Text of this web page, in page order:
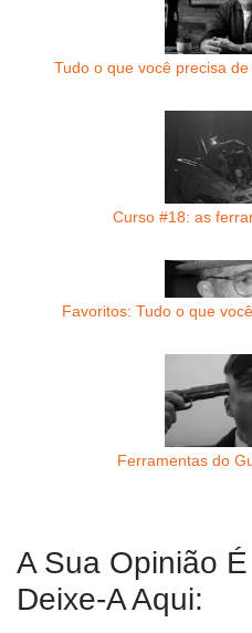
Tudo o que você precisa
Curso #18: as
Favoritos: Tudo o que
Ferramentas do
A Sua Opinião
Deixe-A Aqui: